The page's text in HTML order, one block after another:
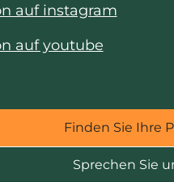
auf instagram
auf youtube
Finden Sie Ihre
Sprechen Sie